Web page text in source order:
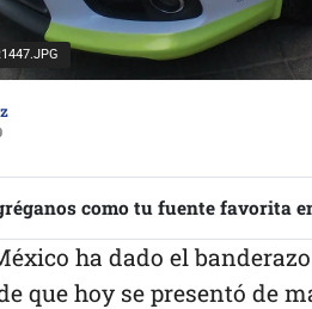
como tu fuente favorita
ha dado el
que hoy se presentó de